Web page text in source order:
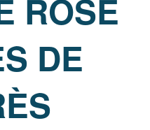
ROSE
DE